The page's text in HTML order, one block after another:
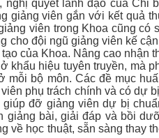
nghị quyết lãnh đạo của Chi
giảng viên gắn với kết quả
viên trong Khoa cũng có
cho đội ngũ giảng viên kế
của Khoa. Nâng cao nhận
khẩu hiệu tuyên truyền, mà
mỗi bộ môn. Các đề mục
phụ trách chính và có dự
đỡ giảng viên dự bị
giảng bài, giải đáp và bồi
về học thuật, sẵn sàng thay